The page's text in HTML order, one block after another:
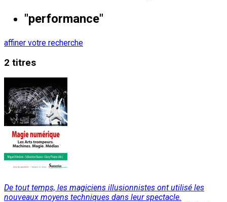
"performance"
affiner votre recherche
2 titres
De tout temps, les magiciens illusionnistes ont utilisé les
nouveaux moyens techniques dans leur spectacle.